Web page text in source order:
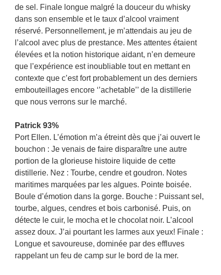
de sel. Finale longue malgré la douceur du whisky
dans son ensemble et le taux d’alcool vraiment
réservé. Personnellement, je m’attendais au jeu de
l’alcool avec plus de prestance. Mes attentes étaient
élevées et la notion historique aidant, n’en demeure
que l’expérience est inoubliable tout en mettant en
contexte que c’est fort probablement un des derniers
embouteillages encore ‘’achetable’’ de la distillerie
que nous verrons sur le marché.
Patrick 93%
Port Ellen. L’émotion m’a étreint dès que j’ai ouvert le
bouchon : Je venais de faire disparaître une autre
portion de la glorieuse histoire liquide de cette
distillerie. Nez : Tourbe, cendre et goudron. Notes
maritimes marquées par les algues. Pointe boisée.
Boule d’émotion dans la gorge. Bouche : Puissant sel,
tourbe, algues, cendres et bois carbonisé. Puis, on
détecte le cuir, le mocha et le chocolat noir. L’alcool
assez doux. J’ai pourtant les larmes aux yeux! Finale :
Longue et savoureuse, dominée par des effluves
rappelant un feu de camp sur le bord de la mer.